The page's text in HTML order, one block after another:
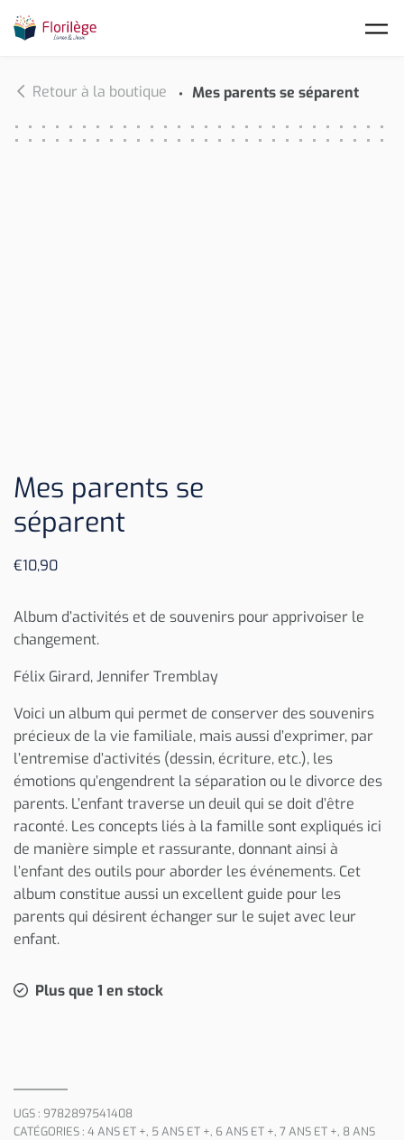
Retour à la boutique Mes parents se séparent
Mes parents se
séparent
€10,90
Album d’activités et de souvenirs pour apprivoiser le
changement.
Félix Girard, Jennifer Tremblay
Voici un album qui permet de conserver des souvenirs
précieux de la vie familiale, mais aussi d’exprimer, par
l’entremise d’activités (dessin, écriture, etc.), les
émotions qu’engendrent la séparation ou le divorce des
parents. L’enfant traverse un deuil qui se doit d’être
raconté. Les concepts liés à la famille sont expliqués ici
de manière simple et rassurante, donnant ainsi à
l’enfant des outils pour aborder les événements. Cet
album constitue aussi un excellent guide pour les
parents qui désirent échanger sur le sujet avec leur
enfant.
Plus que 1 en stock
UGS : 9782897541408
CATÉGORIES : 4 ANS ET +, 5 ANS ET +, 6 ANS ET +, 7 ANS ET +, 8 ANS